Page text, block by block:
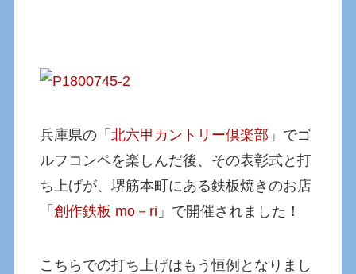
兵庫県の「北六甲カントリー倶楽部 」でゴ
ルフコンペを楽しんだ後、その表彰式と打
ち上げが、堺筋本町にある鉄板焼きのお店
「創作鉄板 mo－ri 」で開催されました！
こちらでの打ち上げはもう恒例となりまし